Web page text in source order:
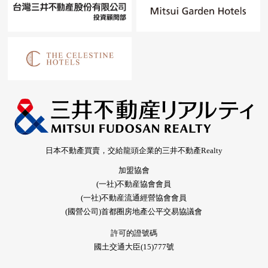
日本不動產買賣，交給龍頭企業的三井不動產Realty
加盟協會
(一社)不動産協會會員
(一社)不動産流通經營協會會員
(國營公司)首都圈房地產公平交易協議會
許可的證號碼
國土交通大臣(15)777號